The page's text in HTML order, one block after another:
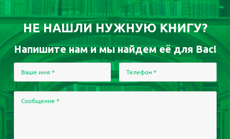
НЕ НАШЛИ НУЖНУЮ КНИГУ?
Напишите нам и мы найдем её для Вас!
Ваше имя * Телефон *
Сообщение *